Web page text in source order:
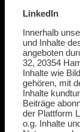
LinkedIn
Innerhalb
und Inhalte
angeboten
32, 20354
Inhalte wie
gehören, mit
Inhalte
Beiträge
der Plattform
o.g. Inhalte